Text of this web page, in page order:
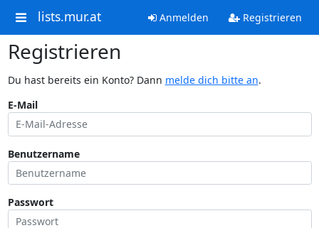
lists.mur.at Anmelden Registrieren
Registrieren
Du hast bereits ein Konto? Dann melde dich bitte an.
E-Mail
Benutzername
Passwort